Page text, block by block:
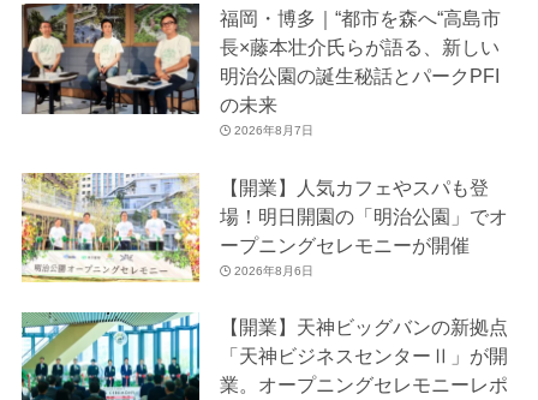
福岡・博多｜“都市を森へ“高島市
長×藤本壮介氏らが語る、新しい
明治公園の誕生秘話とパークPFI
の未来
2026年8月7日
【開業】人気カフェやスパも登
場！明日開園の「明治公園」でオ
ープニングセレモニーが開催
2026年8月6日
【開業】天神ビッグバンの新拠点
「天神ビジネスセンターⅡ」が開
業。オープニングセレモニーレポ